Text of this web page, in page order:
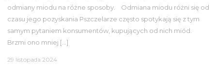
odmiany miodu na różne sposoby. Odmiana miodu różni się od
czasu jego pozyskania Pszczelarze często spotykają się z tym
samym pytaniem konsumentów, kupujących od nich miód.
Brzmi ono mniej […]
29 listopada 2024